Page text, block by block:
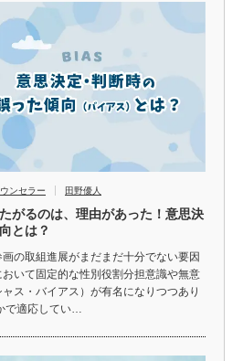
ンセラー 田野優人
がるのは、理由があった！意思決
とは？
の取組進展がまだまだ十分でない要因
いて固定的な性別役割分担意識や無意
ス・バイアス）が有名になりつつあり
で適応してい…